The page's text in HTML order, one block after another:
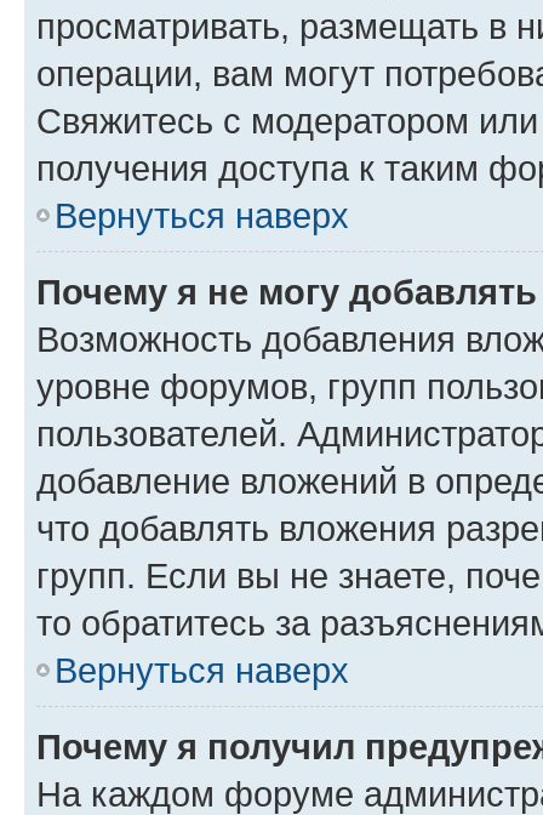
просматривать, размещать в
операции, вам могут
Свяжитесь с модератором
получения доступа к таким
Вернуться наверх
Почему я не могу
Возможность добавления
уровне форумов, групп
пользователей.
добавление вложений в
что добавлять вложения
групп. Если вы не знаете,
то обратитесь за
Вернуться наверх
Почему я получил
На каждом форуме